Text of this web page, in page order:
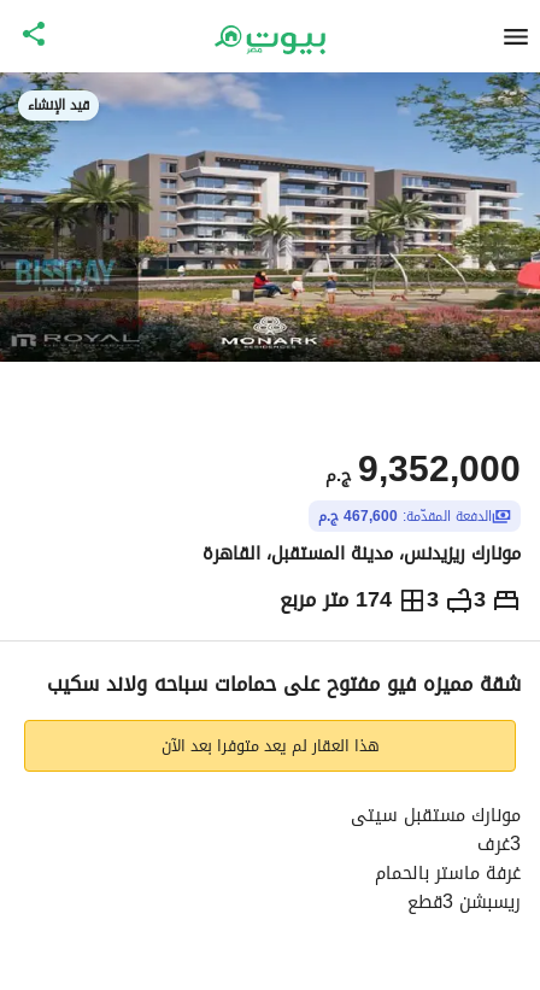
قيد الإنشاء
ج.م 9,352,000
الدفعة المقدّمة: 467,600 ج.م
مونارك ريزيدنس، مدينة المستقبل، القاهرة
3
3 174 متر مربع ج.م9,352,000
الاماكن القريبة
شقة مميزه فيو مفتوح على حمامات سباحه ولاند سكيب
هذا العقار لم يعد متوفرا بعد الآن
مونارك مستقبل سيتى
3غرف
غرفة ماستر بالحمام
ريسبشن 3قطع